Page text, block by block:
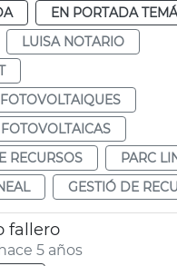
EN PORTADA
LUISA NOTARIO
RECURSOS
PARC
GESTIÓ DE
fallero
5 años